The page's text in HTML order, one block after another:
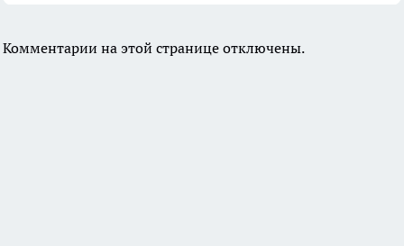
Комментарии на этой странице отключены.